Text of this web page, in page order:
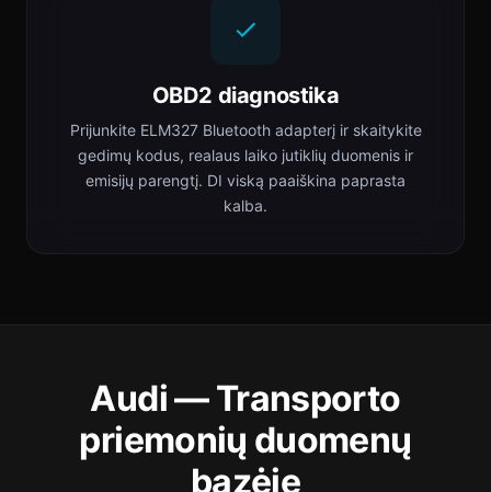
OBD2 diagnostika
Prijunkite ELM327 Bluetooth adapterį ir skaitykite
gedimų kodus, realaus laiko jutiklių duomenis ir
emisijų parengtį. DI viską paaiškina paprasta
kalba.
Audi — Transporto
priemonių duomenų
bazėje